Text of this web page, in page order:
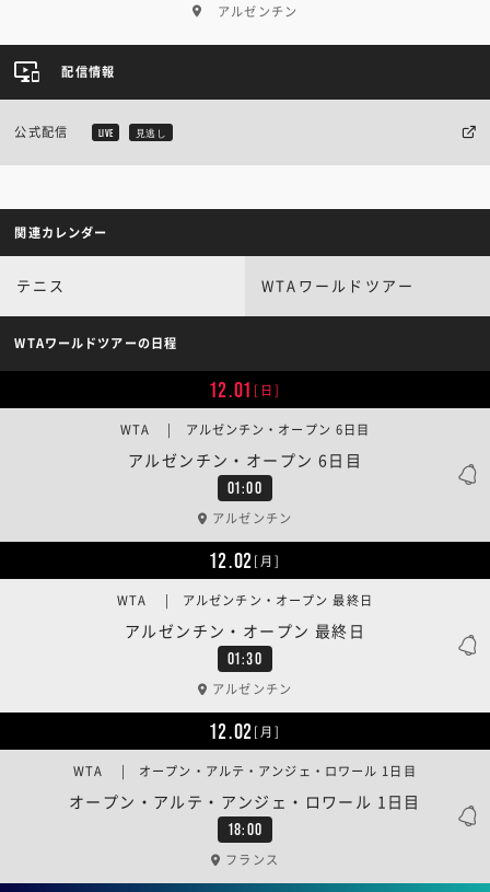
アルゼンチン
配信情報
公式配信 LIVE 見逃し
関連カレンダー
テニス WTAワールドツアー
WTAワールドツアーの日程
12.01 [日]
01:00
アルゼンチン・オープン 6日目
WTA | アルゼンチン・オープン 6日目
アルゼンチン
12.02[月]
01:30
アルゼンチン・オープン 最終日
WTA | アルゼンチン・オープン 最終日
アルゼンチン
12.02[月]
18:00
オープン・アルテ・アンジェ・ロワール 1日目
WTA | オープン・アルテ・アンジェ・ロワール 1日目
フランス